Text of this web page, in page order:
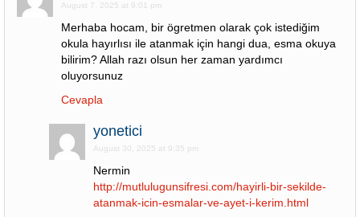
August 7, 2025 at 9:01 pm
Merhaba hocam, bir ögretmen olarak çok istediğim
okula hayırlısı ile atanmak için hangi dua, esma okuya
bilirim? Allah razı olsun her zaman yardımcı
oluyorsunuz
Cevapla
yonetici
August 30, 2025 at 9:35 pm
Nermin
http://mutlulugunsifresi.com/hayirli-bir-sekilde-
atanmak-icin-esmalar-ve-ayet-i-kerim.html